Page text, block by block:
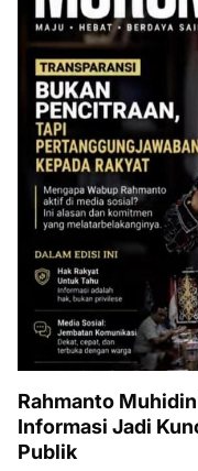
Rahmanto
Informasi Jadi
Publik